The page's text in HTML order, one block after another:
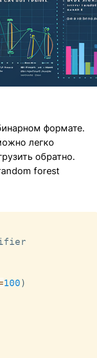
формате.
легко
обратно.
forest
100)